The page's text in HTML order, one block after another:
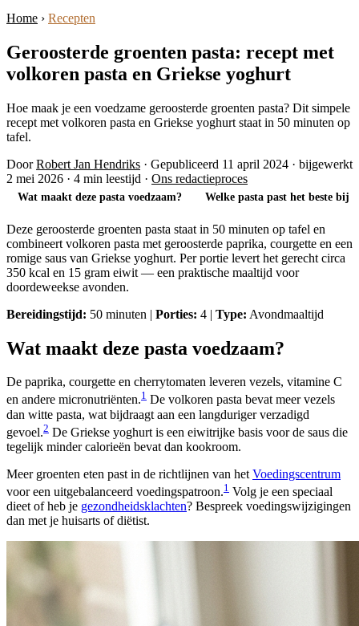
Home › Recepten
Geroosterde groenten pasta: recept met
volkoren pasta en Griekse yoghurt
Hoe maak je een voedzame geroosterde groenten pasta? Dit simpele
recept met volkoren pasta en Griekse yoghurt staat in 50 minuten op
tafel.
DoorRobert Jan Hendriks · Gepubliceerd 11 april 2024 · bijgewerkt
2 mei 2026 · 4 min leestijd · Ons redactieproces
Wat maakt deze pasta voedzaam? Welke pasta past het beste bij
Deze geroosterde groenten pasta staat in 50 minuten op tafel en
combineert volkoren pasta met geroosterde paprika, courgette en een
romige saus van Griekse yoghurt. Per portie levert het gerecht circa
350 kcal en 15 gram eiwit — een praktische maaltijd voor
doordeweekse avonden.
Bereidingstijd: 50 minuten | Porties: 4 | Type: Avondmaaltijd
Wat maakt deze pasta voedzaam?
De paprika, courgette en cherrytomaten leveren vezels, vitamine C
en andere micronutriënten.1 De volkoren pasta bevat meer vezels
dan witte pasta, wat bijdraagt aan een langduriger verzadigd
gevoel.2 De Griekse yoghurt is een eiwitrijke basis voor de saus die
tegelijk minder calorieën bevat dan kookroom.
Meer groenten eten past in de richtlijnen van het Voedingscentrum
voor een uitgebalanceerd voedingspatroon.1 Volg je een speciaal
dieet of heb je gezondheidsklachten? Bespreek voedingswijzigingen
dan met je huisarts of diëtist.